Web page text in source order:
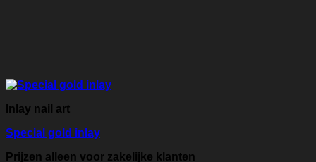
Inlay nail art
Special gold inlay
Prijzen alleen voor zakelijke klanten